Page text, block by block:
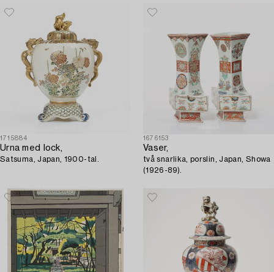
1715884
Urna med lock,
Satsuma, Japan, 1900-tal.
1676153
Vaser,
två snarlika, porslin, Japan, Showa
(1926-89).